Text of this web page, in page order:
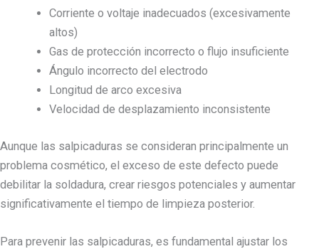
Corriente o voltaje inadecuados (excesivamente
altos)
Gas de protección incorrecto o flujo insuficiente
Ángulo incorrecto del electrodo
Longitud de arco excesiva
Velocidad de desplazamiento inconsistente
Aunque las salpicaduras se consideran principalmente un
problema cosmético, el exceso de este defecto puede
debilitar la soldadura, crear riesgos potenciales y aumentar
significativamente el tiempo de limpieza posterior.
Para prevenir las salpicaduras, es fundamental ajustar los